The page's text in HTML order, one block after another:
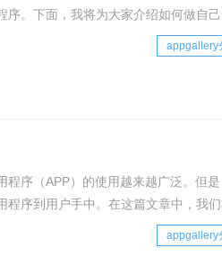
序。下面，我将为大家介绍如何做自
app分发平台的原理很简单，就是将应
appgallery
程序（APP）的使用越来越广泛。但
程序到用户手中。在这篇文章中，我
及它们的原理和详细介绍。1. 应用商
appgallery